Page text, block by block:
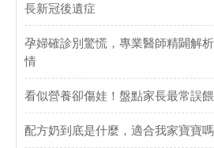
長新冠後遺症
孕婦確診別驚慌，專業醫師精闢解
情
看似營養卻傷娃！盤點家長最常誤
配方奶到底是什麼，適合我家寶寶